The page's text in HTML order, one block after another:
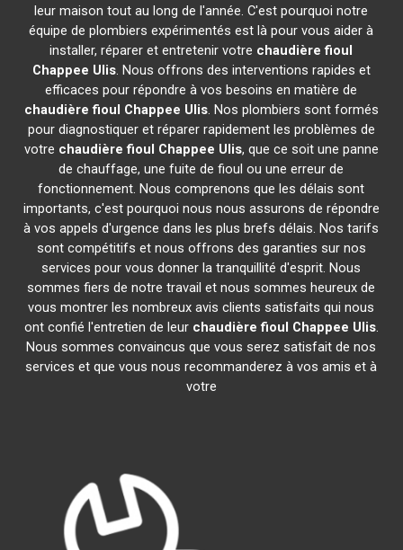
leur maison tout au long de l'année. C'est pourquoi notre
équipe de plombiers expérimentés est là pour vous aider à
installer, réparer et entretenir votre chaudière fioul
Chappee Ulis. Nous offrons des interventions rapides et
efficaces pour répondre à vos besoins en matière de
chaudière fioul Chappee Ulis. Nos plombiers sont formés
pour diagnostiquer et réparer rapidement les problèmes de
votre chaudière fioul Chappee Ulis, que ce soit une panne
de chauffage, une fuite de fioul ou une erreur de
fonctionnement. Nous comprenons que les délais sont
importants, c'est pourquoi nous nous assurons de répondre
à vos appels d'urgence dans les plus brefs délais. Nos tarifs
sont compétitifs et nous offrons des garanties sur nos
services pour vous donner la tranquillité d'esprit. Nous
sommes fiers de notre travail et nous sommes heureux de
vous montrer les nombreux avis clients satisfaits qui nous
ont confié l'entretien de leur chaudière fioul Chappee Ulis.
Nous sommes convaincus que vous serez satisfait de nos
services et que vous nous recommanderez à vos amis et à
votre